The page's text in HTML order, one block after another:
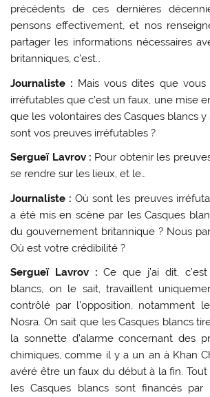
précédents de ces dernières
pensons effectivement, et nos
partager les informations nécessaires
britanniques, c’est…
Journaliste : Mais vous dites que
irréfutables que c’est un faux, une mise
que les volontaires des Casques blancs
sont vos preuves irréfutables ?
Sergueï Lavrov : Pour obtenir les
se rendre sur les lieux, et le…
Journaliste : Où sont les preuves
a été mis en scène par les Casques
du gouvernement britannique ? Nous
Où est votre crédibilité ?
Sergueï Lavrov : Ce que j’ai dit,
blancs, on le sait, travaillent
contrôlé par l’opposition, notamment
Nosra. On sait que les Casques blancs
la sonnette d’alarme concernant des
chimiques, comme il y a un an à Khan
avéré être un faux du début à la fin.
les Casques blancs sont financés par